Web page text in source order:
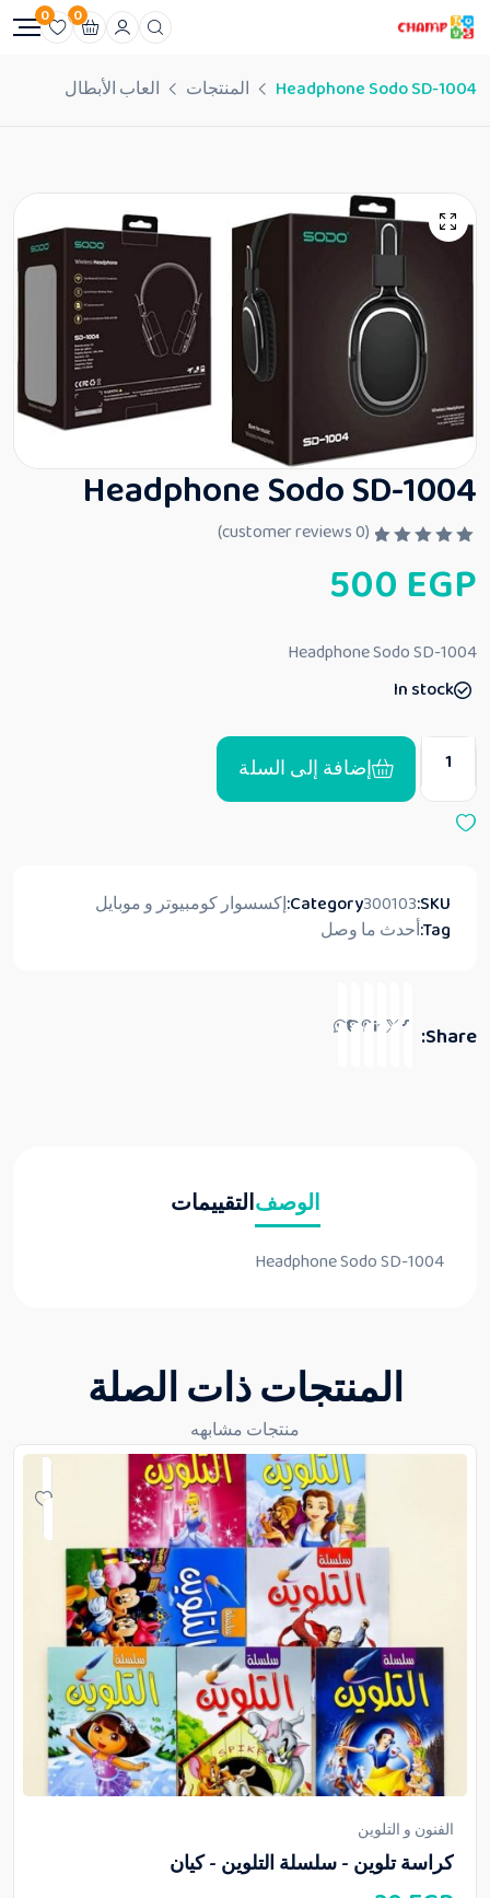
0
0
Headphone Sodo SD-1004 المنتجات العاب الأبطال
Headphone Sodo SD-1004
م
ا
ي
م
ن
(
0
500 EGP
Headphone Sodo SD-1004
In stock
إضافة إلى السلة
SKU:
300103
Category:إكسسوار كومبيوتر و موبايل
Tag:أحدث ما وصل
Share:
الوصفالتقييمات
Headphone Sodo SD-1004
المنتجات ذات الصلة
منتجات مشابهه
الفنون و التلوين
كراسة تلوين - سلسلة التلوين - كيان